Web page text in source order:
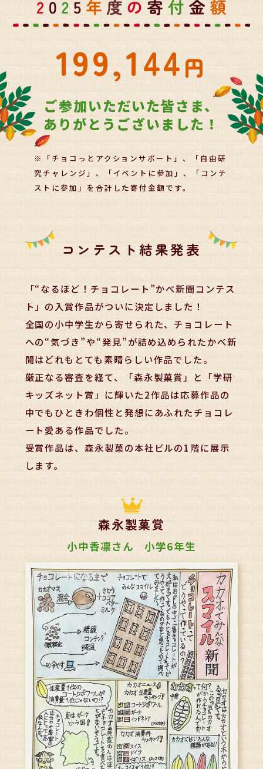
199,144円
ご参加いただいた皆さま、
ありがとうございました！
※「チョコっとアクションサポート」、「自由研
究チャレンジ」、
「イベントに参加」、「コンテ
ストに参加」を合計した寄付金額です。
コンテスト結果発表
「“なるほど！チョコレート”かべ新聞コンテス
ト」の入賞作品がついに決定しました！
全国の小中学生から寄せられた、チョコレート
への“気づき”や“発見”が詰め込められたかべ新
聞はどれもとても素晴らしい作品でした。
厳正なる審査を経て、「森永製菓賞」と「学研
キッズネット賞」に輝いた2作品は応募作品の
中でもひときわ個性と発想にあふれたチョコレ
ート愛ある作品でした。
受賞作品は、森永製菓の本社ビルの1階に展示
します。
森永製菓賞
小中香凛さん 小学6年生